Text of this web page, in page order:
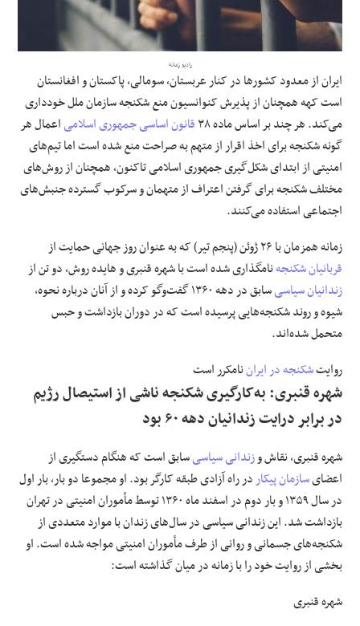
علوم و فن آوری
فرهنگی و هنری
مقالات
رادیو زمانه
ایران از معدود کشورها در کنار عربستان، سومالی، پاکستان و افغانستان
است کهه همچنان از پذیرش کنوانسیون منع شکنجه سازمان ملل خودداری
می‌کند. هر چند بر اساس ماده ۳۸
قانون اساسی جمهوری اسلامیاعمال هر
گونه شکنجه برای اخذ اقرار از متهم به صراحت منع شده است اما تیم‌های
امنیتی از ابتدای شکل‌گیری جمهوری اسلامی تاکنون، همچنان از روش‌های
مختلف شکنجه برای گرفتن اعتراف از متهمان و سرکوب گسترده جنبش‌های
اجتماعی استفاده می‌کنند.
زمانه همزمان با ۲۶ ژوئن (پنجم تیر) که به عنوان روز جهانی حمایت از
قربانیان شکنجهنامگذاری شده است با شهره قنبری و هایده روش، دو تن از
زندانیان سیاسی
سابق در دهه ۱۳۶۰ گفت‌و‌گو کرده و از آنان درباره نحوه،
شیوه و روند شکنجه‌هایی پرسیده است که در دوران بازداشت و حبس
متحمل شده‌اند.
روایتشکنجه در ایراننامکرر است
شهره قنبری: به‌کارگیری شکنجه ناشی از استیصال رژیم
در برابر درایت زندانیان دهه ۶۰ بود
شهره قنبری، نقاش وزندانی سیاسیسابق است که هنگام دستگیری از
اعضایسازمان پیکاردر راه آزادی طبقه کارگر بود. او مجموعا دو بار، بار اول
در سال ۱۳۵۹ و بار دوم در اسفند ماه ۱۳۶۰ توسط مأموران امنیتی در تهران
بازداشت شد. این زندانی سیاسی در سال‌های زندان با موارد متعددی از
شکنجه‌های جسمانی و روانی از طرف مأموران امنیتی مواجه شده است. او
بخشی از روایت خود را با زمانه در میان گذاشته است:
شهره قنبری